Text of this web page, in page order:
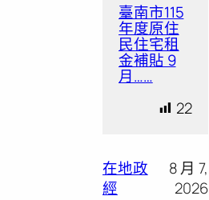
臺南市115
年度原住
民住宅租
金補貼 9
月……
22
在地政
經
8 月 7,
2026